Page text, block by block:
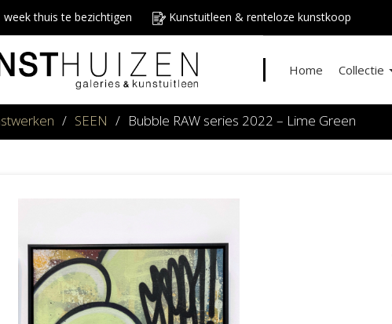
week thuis te bezichtigen Kunstuitleen & renteloze kunstkoop
Home Collectie
/ SEEN / Bubble RAW series 2022 – Lime Green